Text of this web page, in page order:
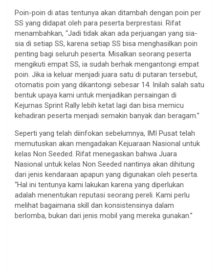
Poin-poin di atas tentunya akan ditambah dengan poin per
SS yang didapat oleh para peserta berprestasi. Rifat
menambahkan, “Jadi tidak akan ada perjuangan yang sia-
sia di setiap SS, karena setiap SS bisa menghasilkan poin
penting bagi seluruh peserta. Misalkan seorang peserta
mengikuti empat SS, ia sudah berhak mengantongi empat
poin. Jika ia keluar menjadi juara satu di putaran tersebut,
otomatis poin yang dikantongi sebesar 14. Inilah salah satu
bentuk upaya kami untuk menjadikan persaingan di
Kejurnas Sprint Rally lebih ketat lagi dan bisa memicu
kehadiran peserta menjadi semakin banyak dan beragam.”
Seperti yang telah diinfokan sebelumnya, IMI Pusat telah
memutuskan akan mengadakan Kejuaraan Nasional untuk
kelas Non Seeded. Rifat menegaskan bahwa Juara
Nasional untuk kelas Non Seeded nantinya akan dihitung
dari jenis kendaraan apapun yang digunakan oleh peserta.
“Hal ini tentunya kami lakukan karena yang diperlukan
adalah menentukan reputasi seorang pereli. Kami perlu
melihat bagaimana skill dan konsistensinya dalam
berlomba, bukan dari jenis mobil yang mereka gunakan.”